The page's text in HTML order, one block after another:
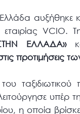
αυξήθηκε
VCIO.
ΕΛΛΑΔΑ»
προτιμήσεις
υπέρ
η οποία